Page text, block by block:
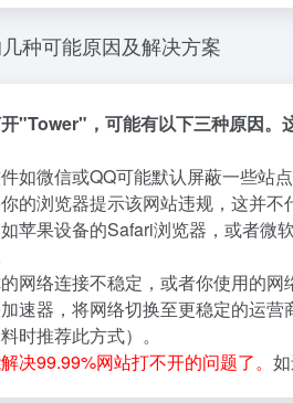
种可能原因及解决方案
"Tower"，可能有以下三种原因。
件如微信或QQ可能默认屏蔽一些站
你的浏览器提示该网站违规，这并
苹果设备的Safari浏览器，或者
的网络连接不稳定，或者你使用的
速器，将网络切换至更稳定的运
时推荐此方式）。
决99.99%网站打不开的问题了。